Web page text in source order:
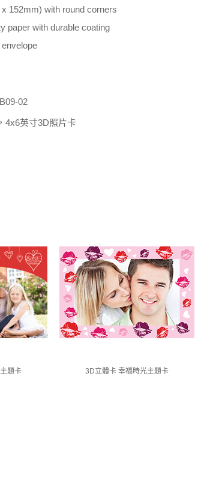
152mm) with round corners
paper with durable coating
02
4x6英寸3D照片卡
題卡 3D立體卡 幸福時光主題卡